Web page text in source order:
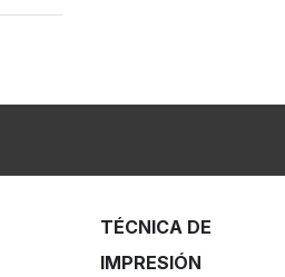
TÉCNICA DE
IMPRESIÓN